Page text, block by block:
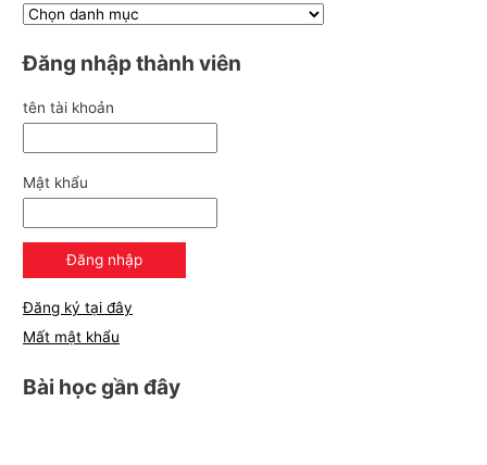
Đăng nhập thành viên
tên tài khoản
Mật khẩu
Đăng ký tại đây
Mất mật khẩu
Bài học gần đây